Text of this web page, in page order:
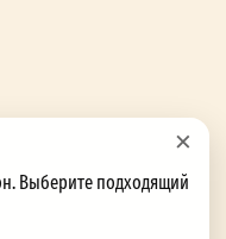
×
Выберите подходящий